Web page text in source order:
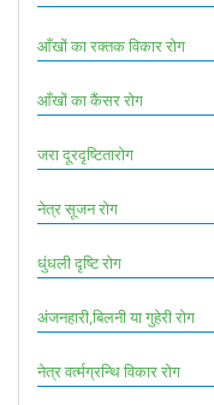
आँखों का रक्तक विकार रोग
आँखों का कैंसर रोग
जरा दूरदृष्टितारोग
नेत्र सूजन रोग
धुंधली दृष्टि रोग
अंजनहारी,बिलनी या गुहेरी रोग
नेत्र वर्त्मग्रन्थि विकार रोग